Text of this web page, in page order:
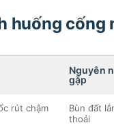
huống cống
Nguyên
gặp
rút chậm
Bùn đất
thoải